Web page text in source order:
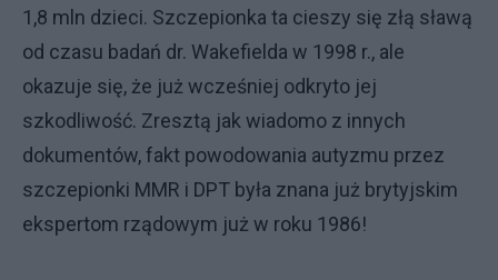
1,8 mln dzieci. Szczepionka ta cieszy się złą sławą
od czasu badań dr. Wakefielda w 1998 r., ale
okazuje się, że już wcześniej odkryto jej
szkodliwość. Zresztą jak wiadomo z innych
dokumentów, fakt powodowania autyzmu przez
szczepionki MMR i DPT była znana już brytyjskim
ekspertom rządowym już w roku 1986!